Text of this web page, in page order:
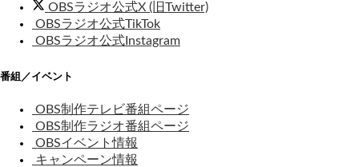
OBSラジオ公式X (旧Twitter)
OBSラジオ公式TikTok
OBSラジオ公式Instagram
番組／イベント
OBS制作テレビ番組ページ
OBS制作ラジオ番組ページ
OBSイベント情報
キャンペーン情報